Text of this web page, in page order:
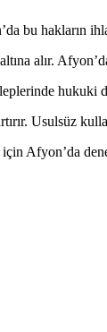
bu hakların
alır.
hukuki
Usulsüz
için Afyon’da